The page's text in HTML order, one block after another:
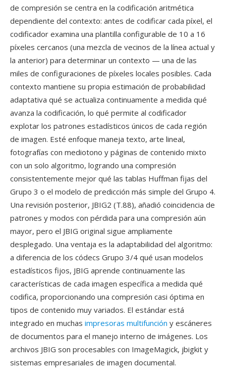
de compresión se centra en la codificación aritmética
dependiente del contexto: antes de codificar cada píxel, el
codificador examina una plantilla configurable de 10 a 16
píxeles cercanos (una mezcla de vecinos de la línea actual y
la anterior) para determinar un contexto — una de las
miles de configuraciones de píxeles locales posibles. Cada
contexto mantiene su propia estimación de probabilidad
adaptativa qué se actualiza continuamente a medida qué
avanza la codificación, lo qué permite al codificador
explotar los patrones estadísticos únicos de cada región
de imagen. Esté enfoque maneja texto, arte lineal,
fotografías con mediotono y páginas de contenido mixto
con un solo algoritmo, logrando una compresión
consistentemente mejor qué las tablas Huffman fijas del
Grupo 3 o el modelo de predicción más simple del Grupo 4.
Una revisión posterior, JBIG2 (T.88), añadió coincidencia de
patrones y modos con pérdida para una compresión aún
mayor, pero el JBIG original sigue ampliamente
desplegado. Una ventaja es la adaptabilidad del algoritmo:
a diferencia de los códecs Grupo 3/4 qué usan modelos
estadísticos fijos, JBIG aprende continuamente las
características de cada imagen específica a medida qué
codifica, proporcionando una compresión casi óptima en
tipos de contenido muy variados. El estándar está
integrado en muchas impresoras multifunción y escáneres
de documentos para el manejo interno de imágenes. Los
archivos JBIG son procesables con ImageMagick, jbigkit y
sistemas empresariales de imagen documental.